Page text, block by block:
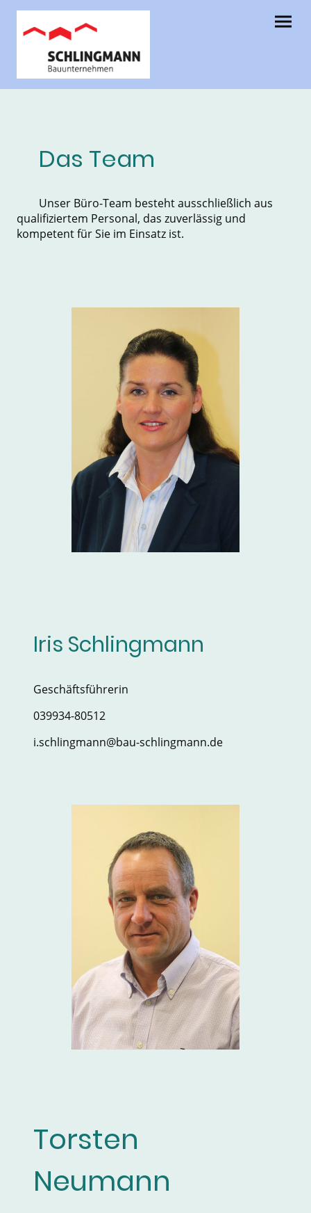
Das Team
Unser Büro-Team besteht ausschließlich aus
qualifiziertem Personal, das zuverlässig und
kompetent für Sie im Einsatz ist.
Iris Schlingmann
Geschäftsführerin
039934-80512
i.schlingmann@bau-schlingmann.de
Torsten
Neumann